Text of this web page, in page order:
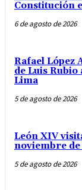
Constitución
6 de agosto de 2026
Rafael López
de Luis Rubio
Lima
5 de agosto de 2026
León XIV
noviembre
5 de agosto de 2026